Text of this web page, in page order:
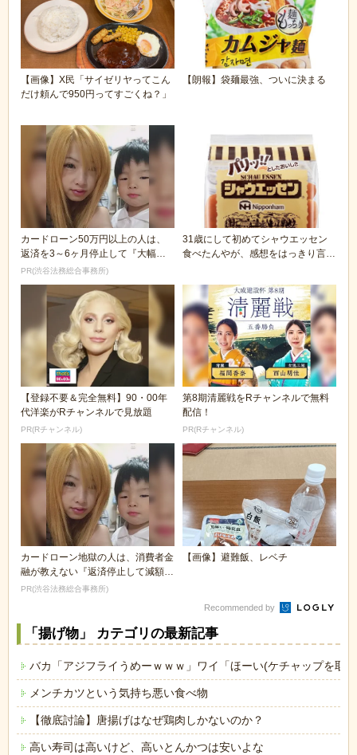
【画像】X民「サイゼリヤってこん
だけ頼んで950円ってすごくね？」
【朗報】袋麺最強、ついに決まる
カードローン50万円以上の人は、
返済を3～6ヶ月停止して『大幅に
減額してから返済...
PR(渋谷法務総合事務所)
31歳にして初めてシャウエッセン
食べたんやが、感想をはっきり言う
【登録不要＆完全無料】90・00年
代洋楽がRチャンネルで見放題
PR(Rチャンネル)
第8期清麗戦をRチャンネルで無料
配信！
PR(Rチャンネル)
カードローン地獄の人は、消費者金
融が教えない『返済停止して減額・
免除する方法』で...
PR(渋谷法務総合事務所)
【画像】避難飯、レベチ
Recommended by
「揚げ物」 カテゴリの最新記事
バカ「アジフライうめーｗｗｗ」ワイ「ほーい(ケチャップを取
メンチカツという気持ち悪い食べ物
【徹底討論】唐揚げはなぜ鶏肉しかないのか？
高い寿司は高いけど、高いとんかつは安いよな